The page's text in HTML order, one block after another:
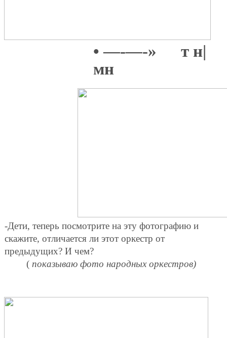
• —-—-» т н|
мн
-Дети, теперь посмотрите на эту фотографию и
скажите, отличается ли этот оркестр от
предыдущих? И чем?
( показываю фото народных оркестров)